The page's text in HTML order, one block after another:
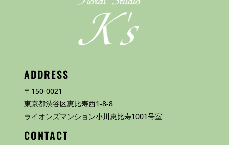
ADDRESS
〒150-0021
東京都渋谷区恵比寿西1-8-8
ライオンズマンション小川恵比寿1001号室
CONTACT